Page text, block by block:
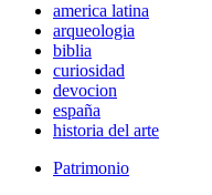
america latina
arqueologia
biblia
curiosidad
devocion
españa
historia del arte
Patrimonio